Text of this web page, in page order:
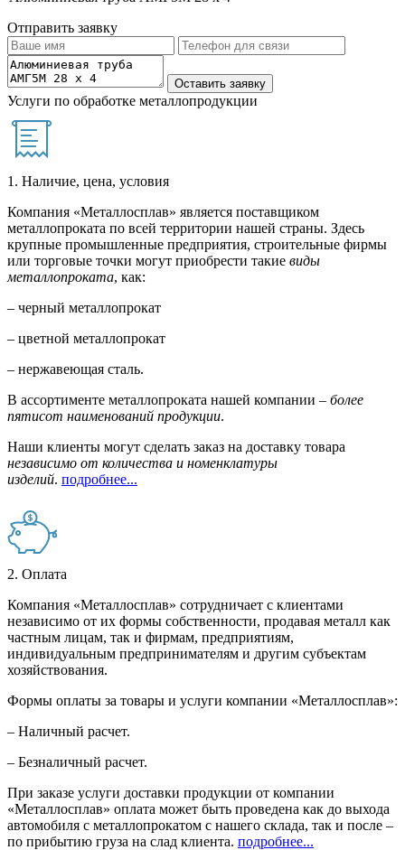
Отправить заявку
Услуги по обработке металлопродукции
1. Наличие, цена, условия
Компания «Металлосплав» является поставщиком
металлопроката по всей территории нашей страны. Здесь
крупные промышленные предприятия, строительные фирмы
или торговые точки могут приобрести такие виды
металлопроката, как:
– черный металлопрокат
– цветной металлопрокат
– нержавеющая сталь.
В ассортименте металлопроката нашей компании – более
пятисот наименований продукции.
Наши клиенты могут сделать заказ на доставку товара
независимо от количества и номенклатуры
изделий. подробнее...
2. Оплата
Компания «Металлосплав» сотрудничает с клиентами
независимо от их формы собственности, продавая металл как
частным лицам, так и фирмам, предприятиям,
индивидуальным предпринимателям и другим субъектам
хозяйствования.
Формы оплаты за товары и услуги компании «Металлосплав»:
– Наличный расчет.
– Безналичный расчет.
При заказе услуги доставки продукции от компании
«Металлосплав» оплата может быть проведена как до выхода
автомобиля с металлопрокатом с нашего склада, так и после –
по прибытию груза на слад клиента. подробнее...